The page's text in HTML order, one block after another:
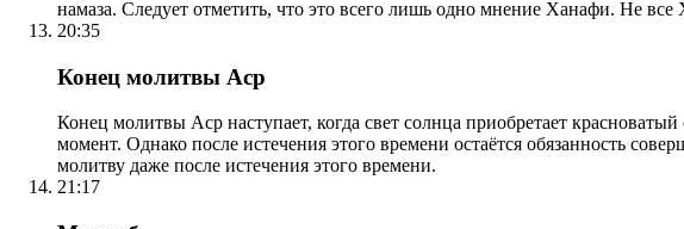
намаза. Следует отметить, что это всего лишь одно мнение Ханафи. Не
20:35
Конец молитвы Аср
Конец молитвы Аср наступает, когда свет солнца приобретает
момент. Однако после истечения этого времени остаётся обязанность
молитву даже после истечения этого времени.
21:17